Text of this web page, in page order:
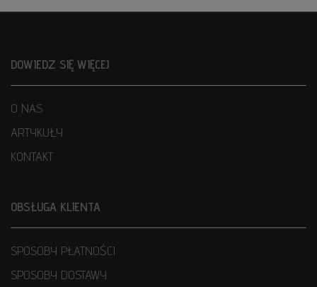
DOWIEDZ SIĘ WIĘCEJ
O NAS
ARTYKUŁY
KONTAKT
OBSŁUGA KLIENTA
SPOSOBY PŁATNOŚCI
SPOSOBY DOSTAWY